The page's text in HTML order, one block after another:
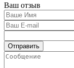
Ваш отзыв